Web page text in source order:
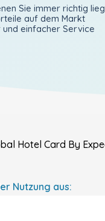
Sie immer richtig
auf dem Markt
und einfacher Service
Hotel Card By
Nutzung aus: